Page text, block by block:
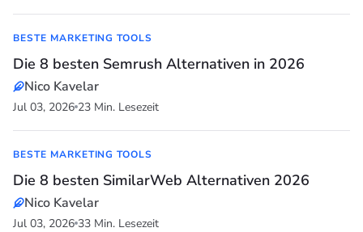
BESTE MARKETING TOOLS
Die 8 besten Semrush Alternativen in 2026
Nico Kavelar
Jul 03, 2026 23 Min. Lesezeit
BESTE MARKETING TOOLS
Die 8 besten SimilarWeb Alternativen 2026
Nico Kavelar
Jul 03, 2026 33 Min. Lesezeit